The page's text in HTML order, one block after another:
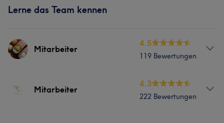
Lerne das Team kennen
Mitarbeiter
4.5
119 Bewertungen
Mitarbeiter
4.3
222 Bewertungen